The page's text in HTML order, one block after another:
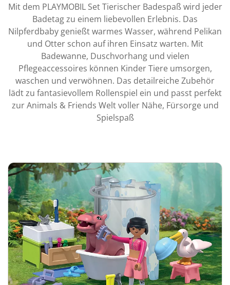
Mit dem PLAYMOBIL Set Tierischer Badespaß wird jeder
Badetag zu einem liebevollen Erlebnis. Das
Nilpferdbaby genießt warmes Wasser, während Pelikan
und Otter schon auf ihren Einsatz warten. Mit
Badewanne, Duschvorhang und vielen
Pflegeaccessoires können Kinder Tiere umsorgen,
waschen und verwöhnen. Das detailreiche Zubehör
lädt zu fantasievollem Rollenspiel ein und passt perfekt
zur Animals & Friends Welt voller Nähe, Fürsorge und
Spielspaß